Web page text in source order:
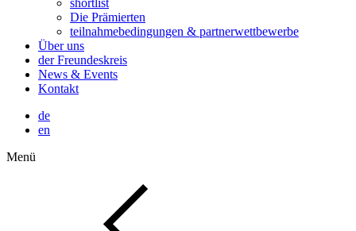
shortlist
Die Prämierten
teilnahmebedingungen & partnerwettbewerbe
Über uns
der Freundeskreis
News & Events
Kontakt
de
en
Menü